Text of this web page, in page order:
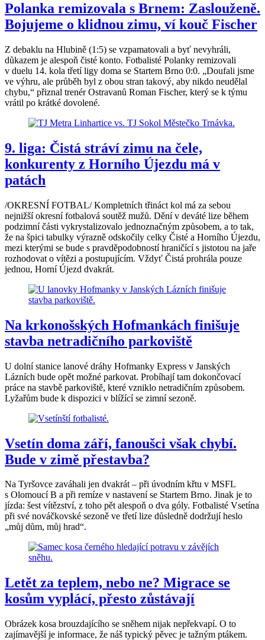
Polanka remizovala s Brnem: Zaslouženě.
Bojujeme o klidnou zimu, ví kouč Fischer
Z debaklu na Hlubině (1:5) se vzpamatovali a byť nevyhráli,
důkazem je alespoň čisté konto. Fotbalisté Polanky remizovali
v duelu 14. kola třetí ligy doma se Startem Brno 0:0. „Doufali jsme
ve výhru, ale průběh byl z obou stran takový, aby nikdo neudělal
chybu,“ přiznal trenér Ostravanů Roman Fischer, který se k týmu
vrátil po krátké dovolené.
9. liga: Čistá stráví zimu na čele,
konkurenty z Horního Újezdu má v
patách
/OKRESNÍ FOTBAL/ Kompletních třináct kol má za sebou
nejnižší okresní fotbalová soutěž mužů. Dění v deváté lize během
podzimní části vykrystalizovalo jednoznačným způsobem, a to tak,
že na špici tabulky výrazně odskočily celky Čisté a Horního Újezdu,
mezi kterými se bude s pravděpodobností hraničící s jistotou na jaře
rozhodovat o vítězi a postupujícím. Vždyť Čistá prohrála pouze
jednou, Horní Újezd dvakrát.
Na krkonošských Hofmankách finišuje
stavba netradičního parkoviště
U dolní stanice lanové dráhy Hofmanky Express v Janských
Lázních bude opět možné parkovat. Probíhají tam dokončovací
práce na stavbě parkoviště, které vzniklo netradičním způsobem.
Lyžařům bude k dispozici v blížící se zimní sezoně.
Vsetín doma září, fanoušci však chybí.
Bude v zimě přestavba?
Na Tyršovce zaváhali jen dvakrát – při úvodním křtu v MSFL
s Olomoucí B a při remíze v nastavení se Startem Brno. Jinak je to
jízda: šest vítězství, z toho pět alespoň o dva góly. Fotbalisté Vsetína
při své nováčkovské sezoně ve třetí lize důsledně dodržují heslo
„můj dům, můj hrad“.
Letět za teplem, nebo ne? Migrace se
kosům vyplácí, přesto zůstávají
Obrázek kosa brouzdajícího se sněhem nijak nepřekvapí. O to
zajímavější je informace, že náš typický pěvec je tažným ptákem.